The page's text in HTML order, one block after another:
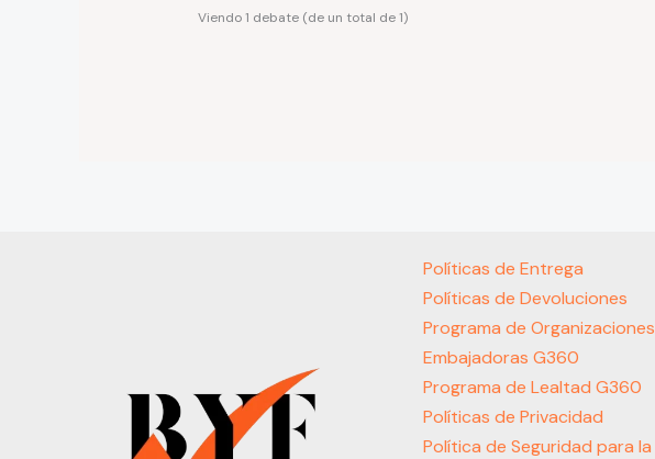
Viendo 1 debate (de un total de 1)
Políticas de Entrega
Políticas de Devoluciones
Programa de Organizaciones
Embajadoras G360
Programa de Lealtad G360
Políticas de Privacidad
Política de Seguridad para la